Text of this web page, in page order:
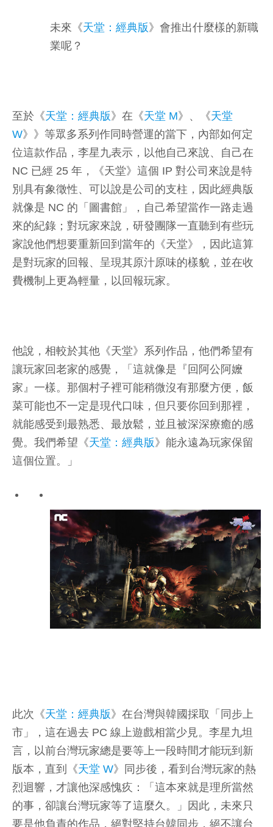
未來《天堂：經典版 》會推出什麼樣的新職
業呢？
至於《天堂：經典版 》在《天堂 M》、《天堂
W》》等眾多系列作同時營運的當下，內部如何定
位這款作品，李星九表示，以他自己來說、自己在
NC 已經 25 年，《天堂》這個 IP 對公司來說是特
別具有象徵性、可以說是公司的支柱，因此經典版
就像是 NC 的「圖書館」，自己希望當作一路走過
來的紀錄；對玩家來說，研發團隊一直聽到有些玩
家說他們想要重新回到當年的《天堂》，因此這算
是對玩家的回報、呈現其原汁原味的樣貌，並在收
費機制上更為輕量，以回報玩家。
他說，相較於其他《天堂》系列作品，他們希望有
讓玩家回老家的感覺，「這就像是『回阿公阿嬤
家』一樣。那個村子裡可能稍微沒有那麼方便，飯
菜可能也不一定是現代口味，但只要你回到那裡，
就能感受到最熟悉、最放鬆，並且被深深療癒的感
覺。我們希望《天堂：經典版 》能永遠為玩家保留
這個位置。」
此次《天堂：經典版》在台灣與韓國採取「同步上
市」，這在過去 PC 線上遊戲相當少見。李星九坦
言，以前台灣玩家總是要等上一段時間才能玩到新
版本，直到《天堂 W》同步後，看到台灣玩家的熱
烈迴響，才讓他深感愧疚：「這本來就是理所當然
的事，卻讓台灣玩家等了這麼久。」因此，未來只
要是他負責的作品，絕對堅持台韓同步，絕不讓台